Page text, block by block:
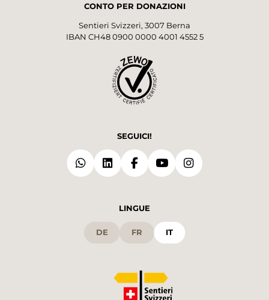
CONTO PER DONAZIONI
Sentieri Svizzeri, 3007 Berna
IBAN CH48 0900 0000 4001 4552 5
SEGUICI!
LINGUE
DE FR IT